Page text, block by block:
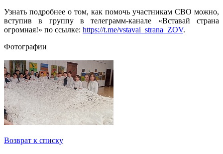
Узнать подробнее о том, как помочь участникам СВО можно,
вступив в группу в телеграмм-канале «Вставай страна
огромная!» по ссылке: https://t.me/vstavai_strana_ZOV.
Фотографии
Возврат к списку